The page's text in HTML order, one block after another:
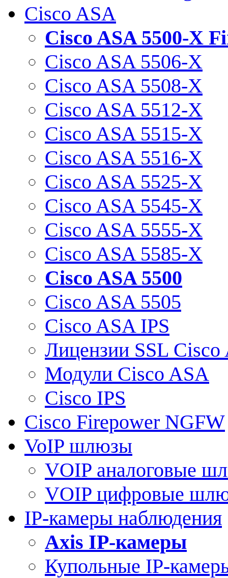
Cisco ASA
Cisco ASA 5500-X
Cisco ASA 5506-X
Cisco ASA 5508-X
Cisco ASA 5512-X
Cisco ASA 5515-X
Cisco ASA 5516-X
Cisco ASA 5525-X
Cisco ASA 5545-X
Cisco ASA 5555-X
Cisco ASA 5585-X
Cisco ASA 5500
Cisco ASA 5505
Cisco ASA IPS
Лицензии SSL Cisco
Модули Cisco ASA
Cisco IPS
Cisco Firepower NGFW
VoIP шлюзы
VOIP аналоговые
VOIP цифровые
IP-камеры наблюдения
Axis IP-камеры
Купольные IP-